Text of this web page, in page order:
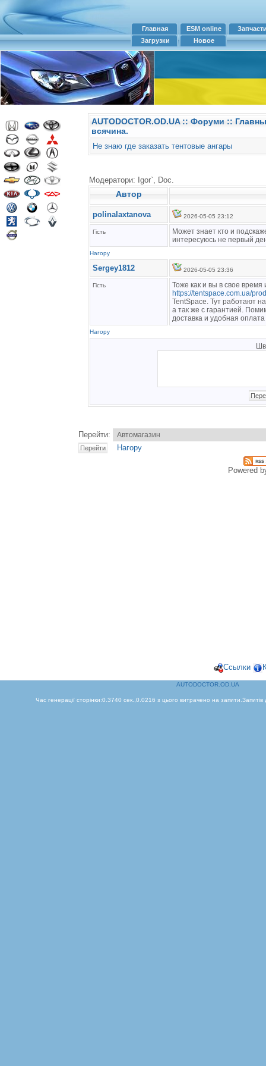
Главная ESM online
Загрузки
Новое
AUTODOCTOR.OD.UA:: Форуми ::
всячина.
Не знаю где заказать тентовые ангары
Модератори: Igor`, Doc.
Автор
polinalaxtanova 2026-05-05 23:12
Гість
Может знает кто и
интересуюсь не первый
Нагору
Sergey1812 2026-05-05 23:36
Гість
Тоже как и вы в свое время
https://tentspace.com.ua/
TentSpace. Тут работают
а так же с гарантией.
доставка и удобная
Нагору
Перейти:
Нагору
Powered
Ссылки
AUTODOCTOR.OD.UA
Час генерації сторінки:0.3740 сек.,0.0216 з цього витрачено на